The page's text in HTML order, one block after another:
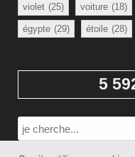
violet (25) voiture (18)
égypte (29) étoile (28)
5
Rechercher